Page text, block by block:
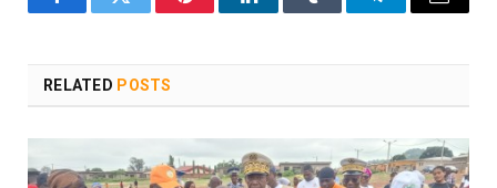
FacebookTwitter PinterestLinkedInTumblr TelegramEmail
RELATED POSTS